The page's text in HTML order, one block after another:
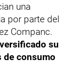
una
por parte del
Companc.
su
de consumo